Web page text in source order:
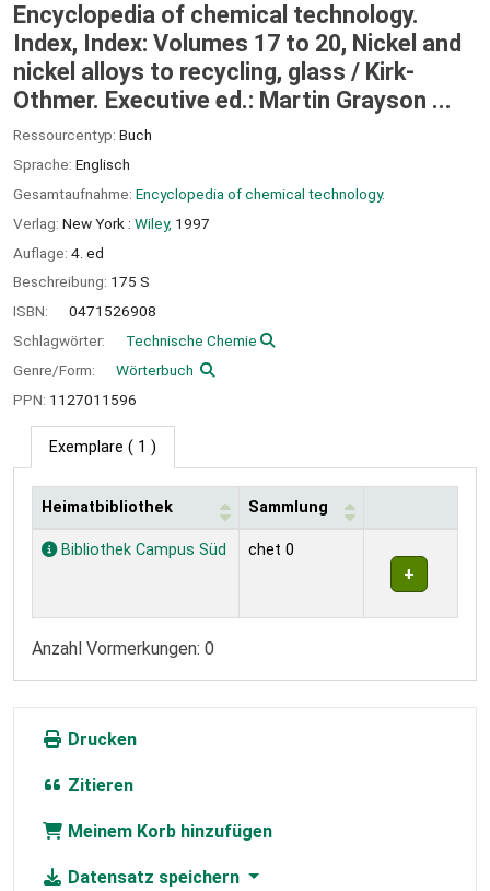
Encyclopedia of chemical technology.
Index, Index: Volumes 17 to 20, Nickel and
nickel alloys to recycling, glass / Kirk-
Othmer. Executive ed.: Martin Grayson ...
Ressourcentyp: Buch
Sprache: Englisch
Gesamtaufnahme: Encyclopedia of chemical technology.
Verlag: New York : Wiley, 1997
Auflage: 4. ed
Beschreibung: 175 S
ISBN:
0471526908
Schlagwörter:
Technische Chemie
Genre/Form:
Wörterbuch
PPN: 1127011596
Exemplare ( 1 )
Exemplare
Heimatbibliothek Sammlung
Bibliothek Campus Süd chet 0
Anzahl Vormerkungen: 0
Drucken
Zitieren
Meinem Korb hinzufügen
Datensatz speichern